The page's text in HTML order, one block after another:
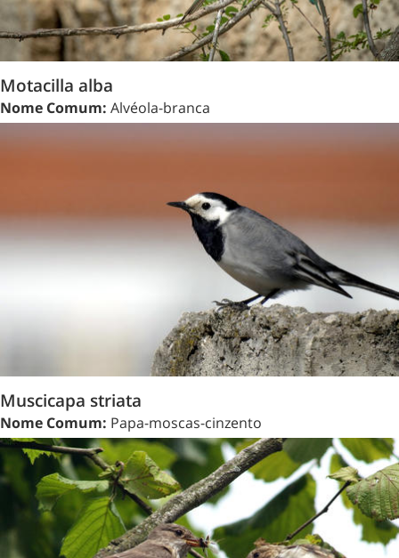
Motacilla alba
Nome Comum: Alvéola-branca
Muscicapa striata
Nome Comum: Papa-moscas-cinzento